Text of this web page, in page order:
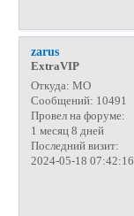
zarus
ExtraVIP
Откуда: МО
Сообщений: 10491
Провел на форуме:
1 месяц 8 дней
Последний визит:
2024-05-18 07:42:16